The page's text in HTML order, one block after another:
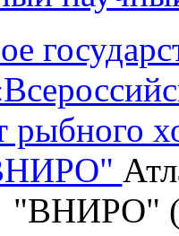
рыбного
"ВНИРО"